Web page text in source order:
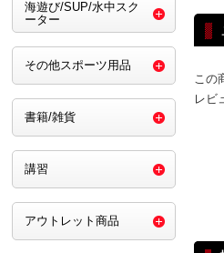
この
レビ
海遊び/SUP/水中スク
ーター
その他スポーツ用品
書籍/雑貨
講習
アウトレット商品